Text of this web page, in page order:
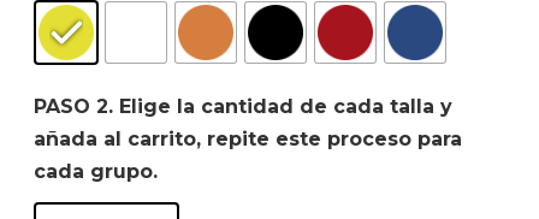
PASO 2. Elige la cantidad de cada talla y
añada al carrito, repite este proceso para
cada grupo.